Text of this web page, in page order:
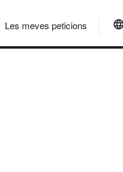
Les meves peticions